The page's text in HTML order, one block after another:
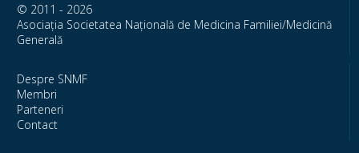
© 2011 - 2026
Asociația Societatea Națională de Medicina Familiei/Medicină
Generală
Despre SNMF
Membri
Parteneri
Contact